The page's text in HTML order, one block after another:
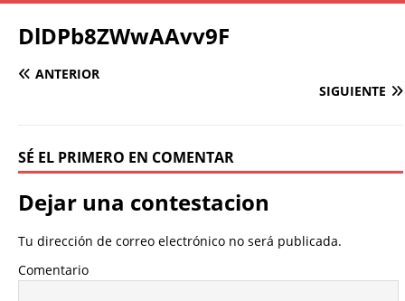
DlDPb8ZWwAAvv9F
ANTERIOR
SIGUIENTE
SÉ EL PRIMERO EN COMENTAR
Dejar una contestacion
Tu dirección de correo electrónico no será publicada.
Comentario